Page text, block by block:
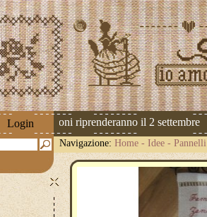
Login
Le spedizioni riprenderanno il 2 settembre
Navigazione: Home - Idee - Pannelli